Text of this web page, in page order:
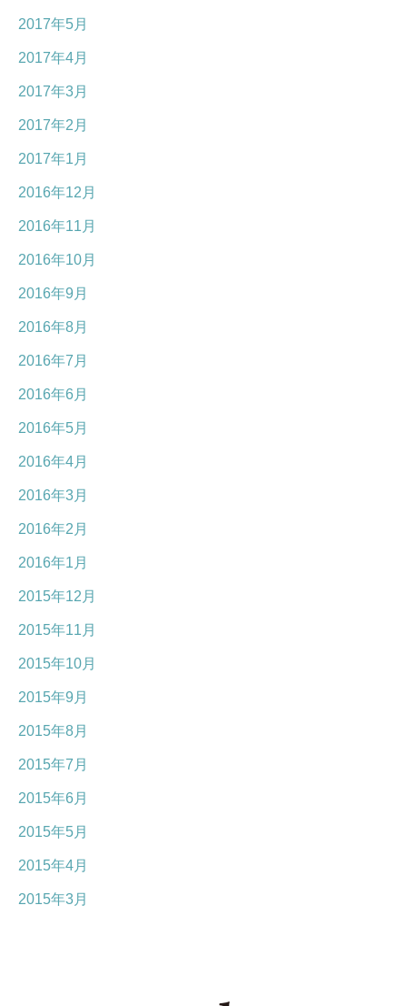
2017年5月
2017年4月
2017年3月
2017年2月
2017年1月
2016年12月
2016年11月
2016年10月
2016年9月
2016年8月
2016年7月
2016年6月
2016年5月
2016年4月
2016年3月
2016年2月
2016年1月
2015年12月
2015年11月
2015年10月
2015年9月
2015年8月
2015年7月
2015年6月
2015年5月
2015年4月
2015年3月